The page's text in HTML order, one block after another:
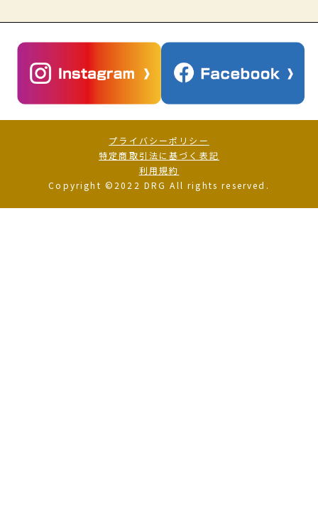
プライバシーポリシー
特定商取引法に基づく表記
利用規約
Copyright ©2022 DRG All rights reserved.